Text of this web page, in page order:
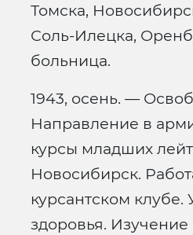
Томска,
Соль-Илецка,
больница.
1943, осень. —
Направление в
курсы младших
Новосибирск.
курсантском клубе.
здоровья. Изучение